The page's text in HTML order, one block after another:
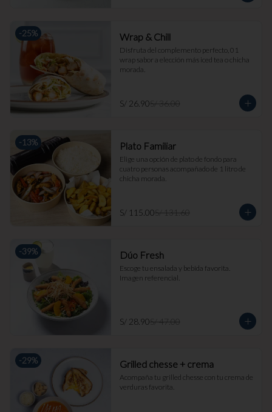
-25% Wrap & Chill
Disfruta del complemento perfecto, 01
wrap sabor a elección más iced tea o chicha
morada.
S/ 26.90S/ 36.00
-13% Plato Familiar
Elige una opción de plato de fondo para
cuatro personas acompañado de 1 litro de
chicha morada.
S/ 115.00S/ 131.60
-39% Dúo Fresh
Escoge tu ensalada y bebida favorita.
Imagen referencial.
S/ 28.90S/ 47.00
-29% Grilled chesse + crema
Acompaña tu grilled chesse con tu crema de
verduras favorita.